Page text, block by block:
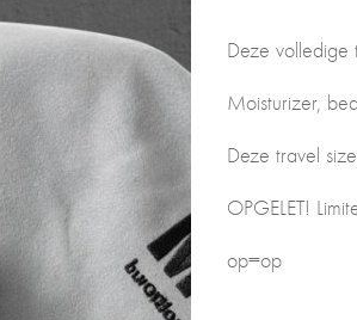
Deze volledige
Moisturizer,
Deze travel
OPGELET!
op=op